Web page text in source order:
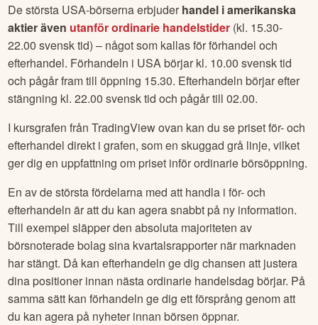
De största USA-börserna erbjuder handel i amerikanska
aktier även utanför ordinarie handelstider (kl. 15.30-
22.00 svensk tid) – något som kallas för förhandel och
efterhandel. Förhandeln i USA börjar kl. 10.00 svensk tid
och pågår fram till öppning 15.30. Efterhandeln börjar efter
stängning kl. 22.00 svensk tid och pågår till 02.00.
I kursgrafen från TradingView ovan kan du se priset för- och
efterhandel direkt i grafen, som en skuggad grå linje, vilket
ger dig en uppfattning om priset inför ordinarie börsöppning.
En av de största fördelarna med att handla i för- och
efterhandeln är att du kan agera snabbt på ny information.
Till exempel släpper den absoluta majoriteten av
börsnoterade bolag sina kvartalsrapporter när marknaden
har stängt. Då kan efterhandeln ge dig chansen att justera
dina positioner innan nästa ordinarie handelsdag börjar. På
samma sätt kan förhandeln ge dig ett försprång genom att
du kan agera på nyheter innan börsen öppnar.